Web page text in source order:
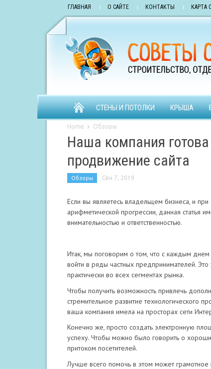
ГЛАВНАЯ О САЙТЕ КОНТАКТЫ КАРТА
СТЕНЫ И ПОТОЛКИ КРЫША
Home Обзоры
Наша компания
продвижение сайта
Обзоры Сен 7, 2019
Если вы являетесь владельцем бизнеса, и
арифметической прогрессии, данная статья
внимательностью и ответственностью.
Итак, мы поговорим о том, что с каждым
войти в ряды частных предпринимателей. Это
практически во всех сегментах рынка.
Чтобы получить возможность привлечь
стремительное развитие технологического
ваша компания имела на просторах сети
Конечно же, просто создать электронную
успеху. Чтобы можно было говорить о
притоком посетителей.
Лучше всего помочь в этом может грамотное